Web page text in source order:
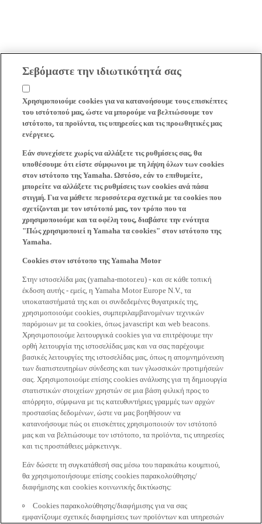
Σεβόμαστε την ιδιωτικότητά σας
Χρησιμοποιούμε cookies για να κατανοήσουμε τους επισκέπτες
του ιστότοπού μας, ώστε να μπορούμε να βελτιώσουμε τον
ιστότοπο, τα προϊόντα, τις υπηρεσίες και τις προωθητικές μας
ενέργειες.
Εάν συνεχίσετε χωρίς να αλλάξετε τις ρυθμίσεις σας, θα
υποθέσουμε ότι είστε σύμφωνοι με τη λήψη όλων των cookies
στον ιστότοπο της Yamaha. Ωστόσο, εάν το επιθυμείτε,
μπορείτε να αλλάξετε τις ρυθμίσεις των cookies ανά πάσα
στιγμή. Για να μάθετε περισσότερα σχετικά με τα cookies που
σχετίζονται με τον ιστότοπό μας, τον τρόπο που τα
χρησιμοποιούμε και τα οφέλη τους, διαβάστε την ενότητα
"Πώς χρησιμοποιεί η Yamaha τα cookies" στον ιστότοπο της
Yamaha.
Cookies στον ιστότοπο της Yamaha Motor
Στην ιστοσελίδα μας (yamaha-motor.eu) - και σε κάθε τοπική
έκδοση αυτής - εμείς, η Yamaha Motor Europe N.V., τα
υποκαταστήματά της και οι συνδεδεμένες θυγατρικές της,
χρησιμοποιούμε cookies, συμπεριλαμβανομένων τεχνικών
παρόμοιων με τα cookies, όπως javascript και web beacons.
Χρησιμοποιούμε λειτουργικά cookies για να επιτρέψουμε την
ορθή λειτουργία της ιστοσελίδας μας και να σας παρέχουμε
βασικές λειτουργίες της ιστοσελίδας μας, όπως η απομνημόνευση
των διαπιστευτηρίων σύνδεσης και των γλωσσικών προτιμήσεών
σας. Χρησιμοποιούμε επίσης cookies ανάλυσης για τη δημιουργία
στατιστικών στοιχείων χρηστών σε μια βάση φιλική προς το
απόρρητο, σύμφωνα με τις κατευθυντήριες γραμμές των αρχών
προστασίας δεδομένων, ώστε να μας βοηθήσουν να
κατανοήσουμε πώς οι επισκέπτες χρησιμοποιούν τον ιστότοπό
μας και να βελτιώσουμε τον ιστότοπο, τα προϊόντα, τις υπηρεσίες
και τις προσπάθειες μάρκετινγκ.
Εάν δώσετε τη συγκατάθεσή σας μέσω του παρακάτω κουμπιού,
θα χρησιμοποιήσουμε επίσης cookies παρακολούθησης/
διαφήμισης και cookies κοινωνικής δικτύωσης:
Cookies παρακολούθησης/διαφήμισης για να σας
εμφανίζουμε σχετικές διαφημίσεις των προϊόντων και υπηρεσιών